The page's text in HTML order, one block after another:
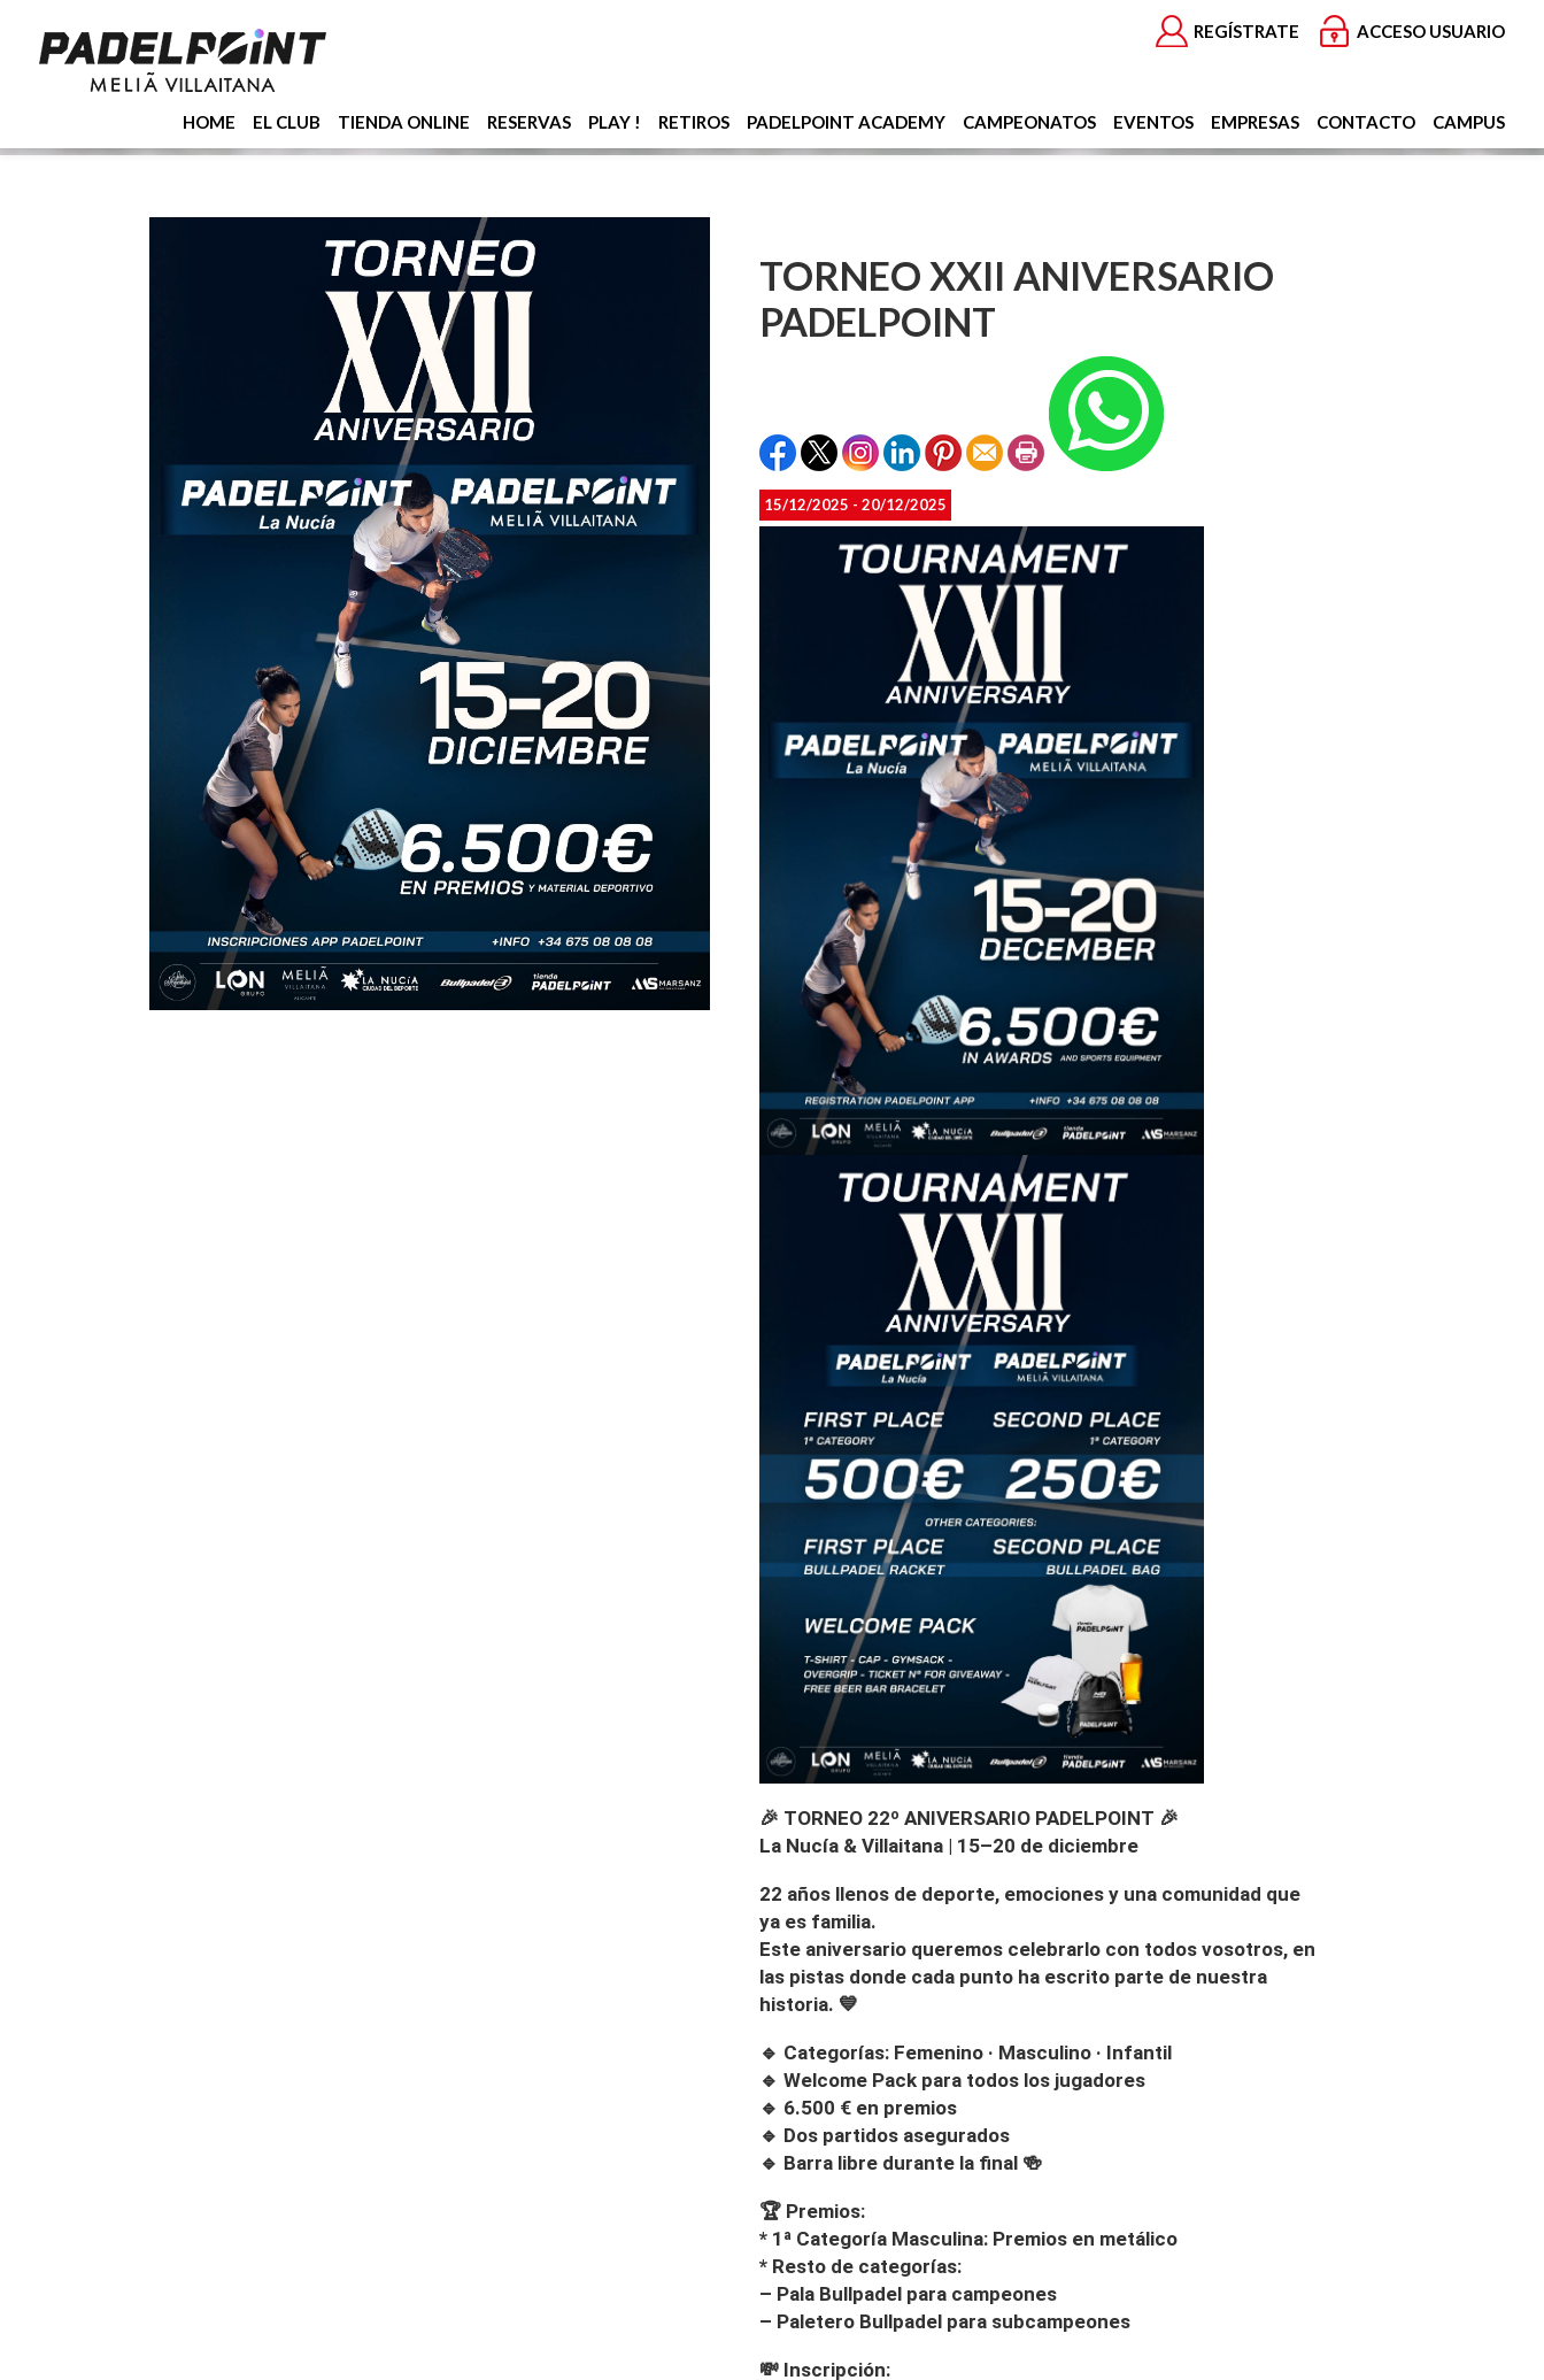
REGÍSTRATE ACCESO USUARIO
HOME EL CLUB TIENDA ONLINE RESERVAS PLAY ! RETIROS PADELPOINT ACADEMY CAMPEONATOS EVENTOS EMPRESAS CONTACTO CAMPUS
TORNEO XXII ANIVERSARIO
PADELPOINT
15/12/2025 - 20/12/2025
🎉 TORNEO 22º ANIVERSARIO PADELPOINT 🎉
La Nucía & Villaitana | 15–20 de diciembre
22 años llenos de deporte, emociones y una comunidad que
ya es familia.
Este aniversario queremos celebrarlo con todos vosotros, en
las pistas donde cada punto ha escrito parte de nuestra
historia. 💙
🔹 Categorías: Femenino · Masculino · Infantil
🔹 Welcome Pack para todos los jugadores
🔹 6.500 € en premios
🔹 Dos partidos asegurados
🔹 Barra libre durante la final 🍻
🏆 Premios:
* 1ª Categoría Masculina: Premios en metálico
* Resto de categorías:
– Pala Bullpadel para campeones
– Paletero Bullpadel para subcampeones
💸 Inscripción: